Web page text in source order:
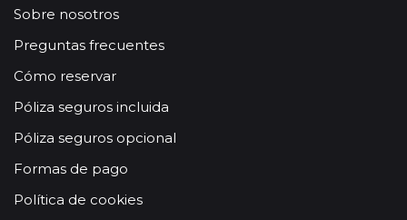
Sobre nosotros
Preguntas frecuentes
Cómo reservar
Póliza seguros incluida
Póliza seguros opcional
Formas de pago
Política de cookies